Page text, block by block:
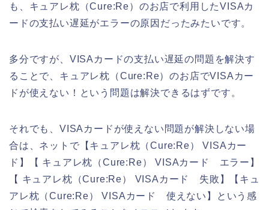
も、キュアレ枕（Cure:Re）のお店で利用したVISAカ
ードの支払い遅延がエラーの原因だったみたいです。
多分ですが、VISAカードの支払い遅延の問題を解決す
ることで、キュアレ枕（Cure:Re）のお店でVISAカー
ドが使えない！という問題は解決できるはずです。
それでも、VISAカードが使えない問題が解決しない場
合は、ネットで【キュアレ枕（Cure:Re） VISAカー
ド】【 キュアレ枕（Cure:Re） VISAカード エラー】
【 キュアレ枕（Cure:Re） VISAカード 失敗】【キュ
アレ枕（Cure:Re） VISAカード 使えない】という感